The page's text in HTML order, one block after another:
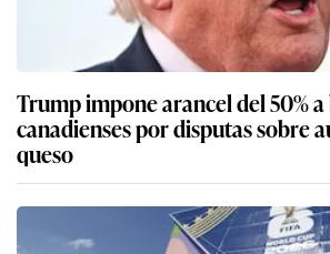
Trump impone arancel del 50%
canadienses por disputas sobre
queso